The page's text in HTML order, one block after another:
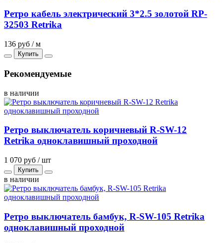
Ретро кабель электрический 3*2.5 золотой RP-
32503 Retrika
136 руб / м
Купить
Рекомендуемые
в наличии
Ретро выключатель коричневый R-SW-12
Retrika одноклавишный проходной
1 070 руб / шт
Купить
в наличии
Ретро выключатель бамбук, R-SW-105 Retrika
одноклавишный проходной